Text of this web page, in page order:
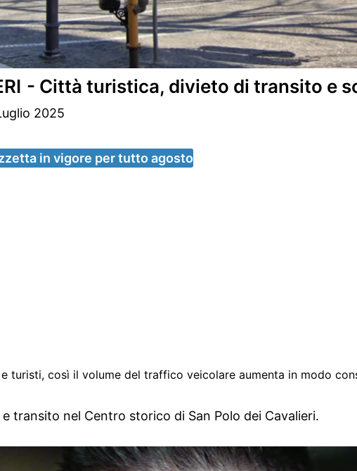
- Città turistica, divieto di transito e
2025
in vigore per tutto agosto
turisti, così il volume del traffico veicolare aumenta in modo
transito nel Centro storico di San Polo dei Cavalieri.